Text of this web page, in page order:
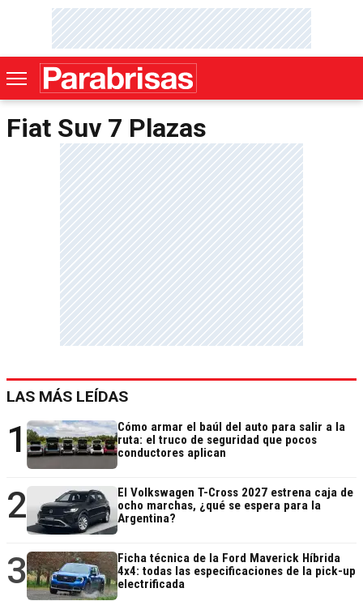
Fiat Suv 7 Plazas
LAS MÁS LEÍDAS
1
Cómo armar el baúl del auto para salir a la
ruta: el truco de seguridad que pocos
conductores aplican
2
El Volkswagen T-Cross 2027 estrena caja de
ocho marchas, ¿qué se espera para la
Argentina?
3
Ficha técnica de la Ford Maverick Híbrida
4x4: todas las especificaciones de la pick-up
electrificada